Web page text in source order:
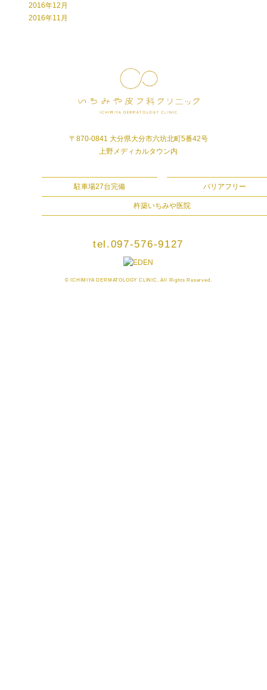
2016年12月
2016年11月
〒870-0841 大分県大分市六坊北町5番42号
上野メディカルタウン内
駐車場27台完備 バリアフリー
杵築いちみや医院
tel.097-576-9127
© ICHIMIYA DERMATOLOGY CLINIC, All Rights Reserved.